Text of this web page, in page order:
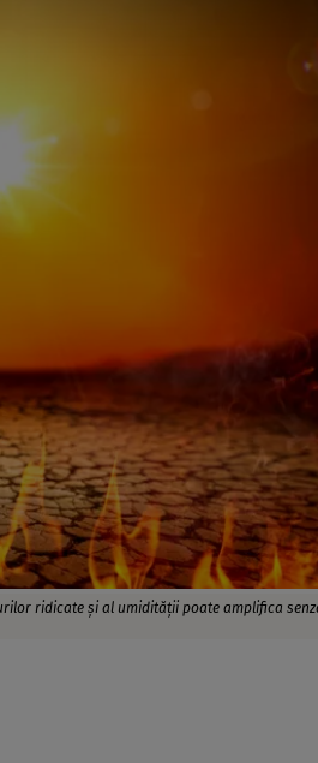
ridicate și al umidității poate amplifica